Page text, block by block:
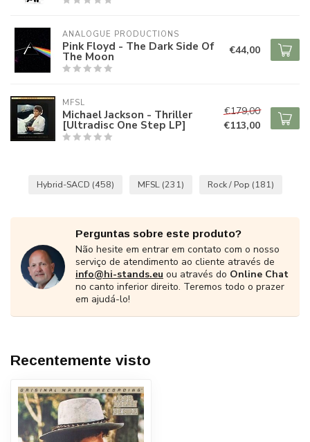
ANALOGUE PRODUCTIONS
Pink Floyd - The Dark Side Of
The Moon €44,00
MFSL
Michael Jackson - Thriller
[Ultradisc One Step LP]
€179,00
€113,00
Hybrid-SACD (458) MFSL (231) Rock / Pop (181)
Perguntas sobre este produto?
Não hesite em entrar em contato com o nosso
serviço de atendimento ao cliente através de
info@hi-stands.eu ou através do Online Chat
no canto inferior direito. Teremos todo o prazer
em ajudá-lo!
Recentemente visto